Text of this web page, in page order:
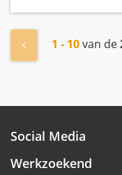
« Vorige1 - 10van de
Social Media
Werkzoekend